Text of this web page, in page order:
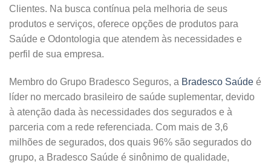
Clientes. Na busca contínua pela melhoria de seus
produtos e serviços, oferece opções de produtos para
Saúde e Odontologia que atendem às necessidades e
perfil de sua empresa.
Membro do Grupo Bradesco Seguros, a Bradesco Saúde é
líder no mercado brasileiro de saúde suplementar, devido
à atenção dada às necessidades dos segurados e à
parceria com a rede referenciada. Com mais de 3,6
milhões de segurados, dos quais 96% são segurados do
grupo, a Bradesco Saúde é sinônimo de qualidade,